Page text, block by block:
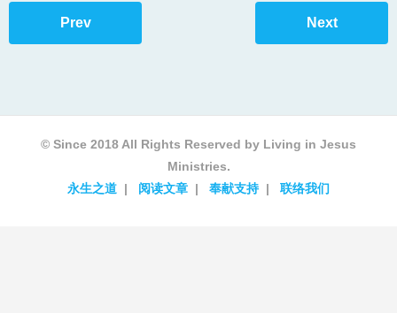
Prev Next
© Since 2018 All Rights Reserved by Living in Jesus
Ministries.
永生之道
阅读文章 奉献支持 联络我们